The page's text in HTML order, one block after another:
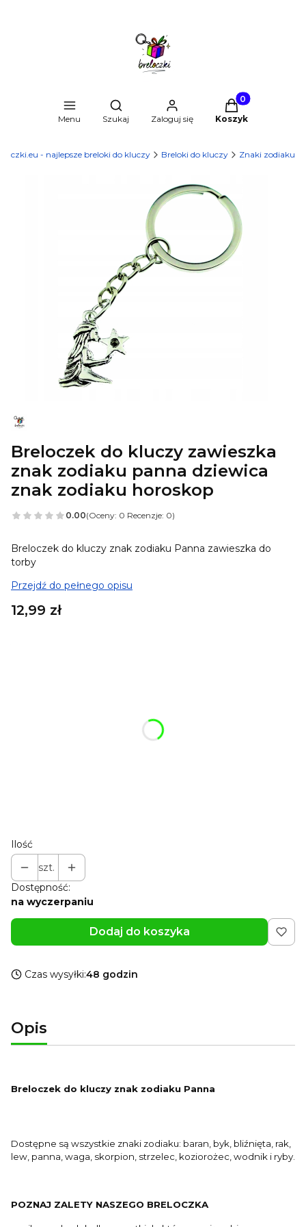
Menu
Otwórz wyszukiwarkę
Szukaj Zaloguj się
Produkty w
Koszyk
- najlepsze breloki do kluczy Breloki do kluczy Znaki zodiaku
Breloczek do kluczy zawieszka
znak zodiaku panna dziewica
znak zodiaku horoskop
0.00(Oceny: 0 Recenzje: 0)
Breloczek do kluczy znak zodiaku Panna zawieszka do
torby
Przejdź do pełnego opisu
Cena
12,99 zł
Ilość
szt.
Dostępność:
na wyczerpaniu
Dodaj do koszyka
Czas wysyłki:48 godzin
Opis
Breloczek do kluczy znak zodiaku Panna
Dostępne są wszystkie znaki zodiaku: baran, byk, bliźnięta, rak,
lew, panna, waga, skorpion, strzelec, koziorożec, wodnik i ryby.
POZNAJ ZALETY NASZEGO BRELOCZKA